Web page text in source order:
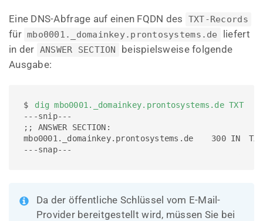
Eine DNS-Abfrage auf einen FQDN des TXT-Records
für mbo0001._domainkey.prontosystems.de
liefert
in der ANSWER SECTION
beispielsweise folgende
Ausgabe:
$
dig mbo0001._domainkey.prontosystems.de TXT
---snip---
;; ANSWER SECTION:
mbo0001._domainkey.prontosystems.de	300 IN	TXT	"v=DKIM1; k=rsa; " "p=MIIBIjANBgkqhkiG9w0BAQEFAAOCAQ8AMIIBCgKCAQEA2K4PavXoNY8eGK2u61" "LIQlOHS8f5sWsCK5b+HMOfo0M+aNHwfqlVdzi/IwmYnuDKuXYuCllrgnxZ4fG4yV"
---snap---
Da der öffentliche Schlüssel vom E-Mail-
Provider bereitgestellt wird, müssen Sie bei